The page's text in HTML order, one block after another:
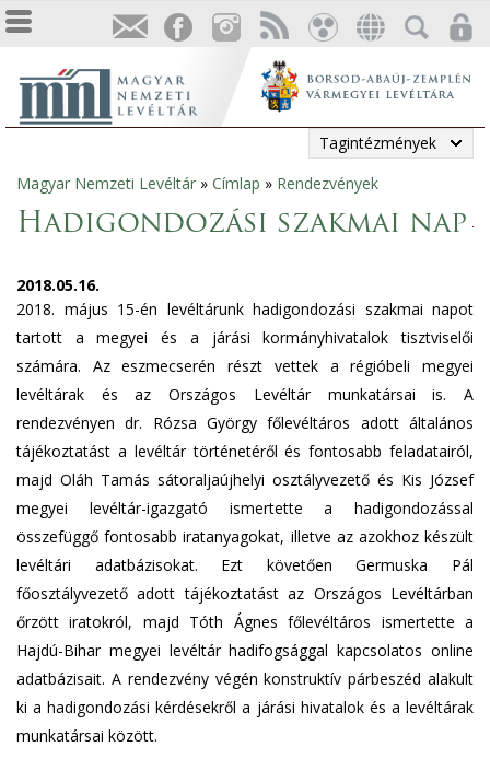
Tagintézmények
Jelenlegi
hely
Magyar Nemzeti Levéltár » Címlap » Rendezvények
Hadigondozási szakmai nap
2018.05.16.
2018. május 15-én levéltárunk hadigondozási szakmai napot
tartott a megyei és a járási kormányhivatalok tisztviselői
számára. Az eszmecserén részt vettek a régióbeli megyei
levéltárak és az Országos Levéltár munkatársai is. A
rendezvényen dr. Rózsa György főlevéltáros adott általános
tájékoztatást a levéltár történetéről és fontosabb feladatairól,
majd Oláh Tamás sátoraljaújhelyi osztályvezető és Kis József
megyei levéltár-igazgató ismertette a hadigondozással
összefüggő fontosabb iratanyagokat, illetve az azokhoz készült
levéltári adatbázisokat. Ezt követően Germuska Pál
főosztályvezető adott tájékoztatást az Országos Levéltárban
őrzött iratokról, majd Tóth Ágnes főlevéltáros ismertette a
Hajdú-Bihar megyei levéltár hadifogsággal kapcsolatos online
adatbázisait. A rendezvény végén konstruktív párbeszéd alakult
ki a hadigondozási kérdésekről a járási hivatalok és a levéltárak
munkatársai között.